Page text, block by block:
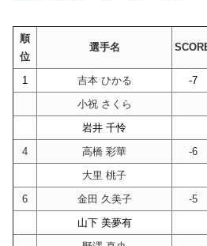
順
位
選手名
1 吉本 ひかる -7
小祝 さくら
岩井 千怜
4
高橋 彩華 -6
大里 桃子
6
金田 久美子 -5
山下 美夢有